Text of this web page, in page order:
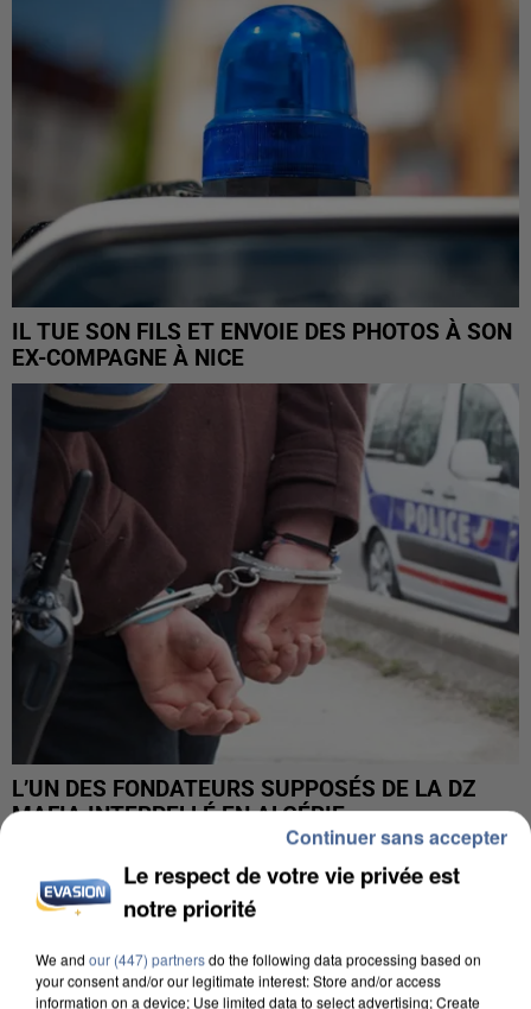
IL TUE SON FILS ET ENVOIE DES PHOTOS À SON
EX-COMPAGNE À NICE
L’UN DES FONDATEURS SUPPOSÉS DE LA DZ
MAFIA INTERPELLÉ EN ALGÉRIE
Le respect de votre vie privée est
notre priorité
We and our (447) partnersdo the following data processing based on
your consent and/or our legitimate interest: Store and/or access
information on a device; Use limited data to select advertising; Create
Continuer sans accepter